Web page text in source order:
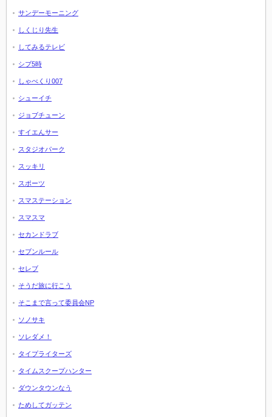
サンデーモーニング
しくじり先生
してみるテレビ
シブ5時
しゃべくり007
シューイチ
ジョブチューン
すイエんサー
スタジオパーク
スッキリ
スポーツ
スマステーション
スマスマ
セカンドラブ
セブンルール
セレブ
そうだ旅に行こう
そこまで言って委員会NP
ソノサキ
ソレダメ！
タイプライターズ
タイムスクープハンター
ダウンタウンなう
ためしてガッテン